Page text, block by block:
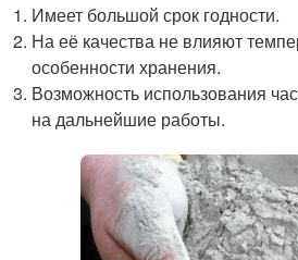
Имеет большой срок годности.
На её качества не влияют
особенности хранения.
Возможность использования
на дальнейшие работы.